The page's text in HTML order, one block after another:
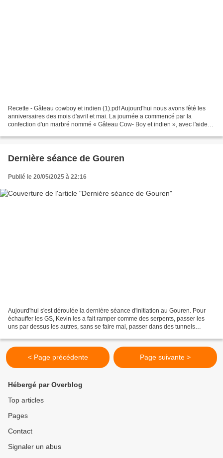
Recette - Gâteau cowboy et indien (1).pdf Aujourd'hui nous avons fêté les
anniversaires des mois d'avril et mai. La journée a commencé par la
confection d'un marbré nommé « Gâteau Cow- Boy et indien », avec l'aide
Dernière séance de Gouren
Publié le 20/05/2025 à 22:16
Aujourd'hui s'est déroulée la dernière séance d'initiation au Gouren. Pour
échauffer les GS, Kevin les a fait ramper comme des serpents, passer les
uns par dessus les autres, sans se faire mal, passer dans des tunnels
< Page précédente Page suivante >
Hébergé par Overblog
Top articles
Pages
Contact
Signaler un abus